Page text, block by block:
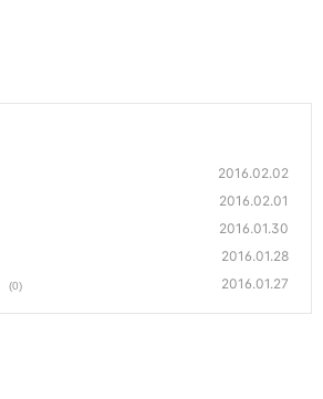
2016.02.02
2016.02.01
2016.01.30
2016.01.28
(0) 2016.01.27